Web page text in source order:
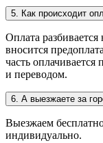
5. Как происходит
Оплата
вносится
часть
и переводом.
6. А выезжаете за
Выезжаем
индивидуально.